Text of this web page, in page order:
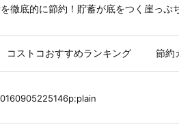
徹底的に節約！貯蓄が底をつく崖っぷ
コストコおすすめランキング 節約